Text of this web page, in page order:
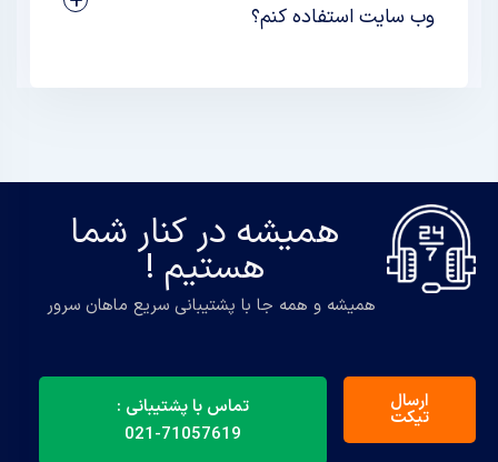
وب سایت استفاده کنم؟
همیشه در کنار شما
هستیم !
همیشه و همه جا با پشتیبانی سریع ماهان سرور
ارسال
تیکت
تماس با پشتیبانی :
71057619-021